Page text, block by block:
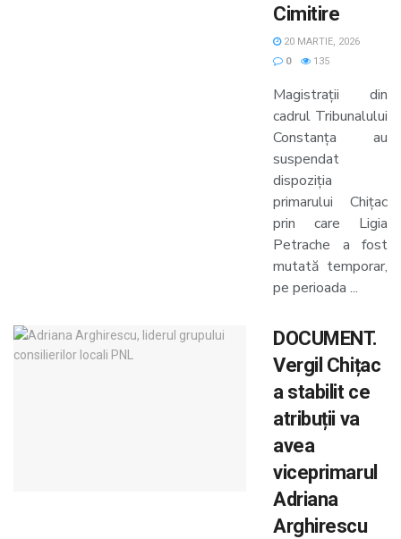
Cimitire
20 MARTIE, 2026
0
135
Magistrații din
cadrul Tribunalului
Constanța au
suspendat
dispoziția
primarului Chițac
prin care Ligia
Petrache a fost
mutată temporar,
pe perioada ...
DOCUMENT.
Vergil Chițac
a stabilit ce
atribuții va
avea
viceprimarul
Adriana
Arghirescu